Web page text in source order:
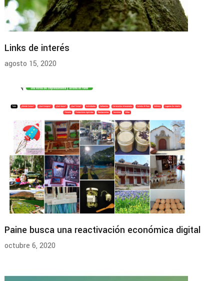
Links de interés
agosto 15, 2020
Paine busca una reactivación económica digital
octubre 6, 2020